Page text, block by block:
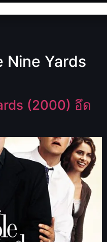
Nine Yards
(2000) อึด